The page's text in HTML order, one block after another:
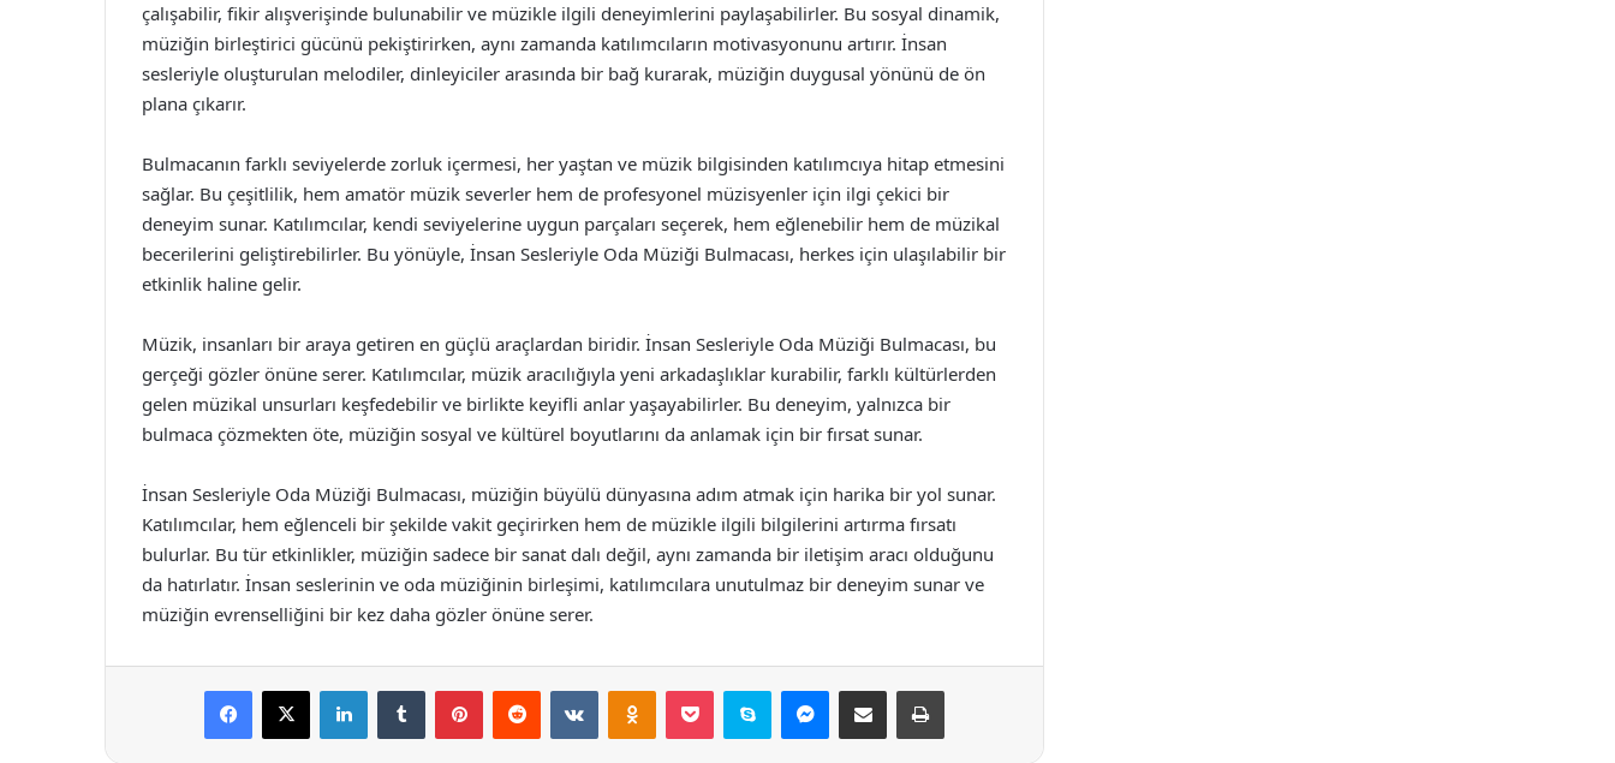
çalışabilir, fikir alışverişinde bulunabilir ve müzikle ilgili deneyimlerini paylaşabilirler. Bu sosyal dinamik,
müziğin birleştirici gücünü pekiştirirken, aynı zamanda katılımcıların motivasyonunu artırır. İnsan
sesleriyle oluşturulan melodiler, dinleyiciler arasında bir bağ kurarak, müziğin duygusal yönünü de ön
plana çıkarır.
Bulmacanın farklı seviyelerde zorluk içermesi, her yaştan ve müzik bilgisinden katılımcıya hitap etmesini
sağlar. Bu çeşitlilik, hem amatör müzik severler hem de profesyonel müzisyenler için ilgi çekici bir
deneyim sunar. Katılımcılar, kendi seviyelerine uygun parçaları seçerek, hem eğlenebilir hem de müzikal
becerilerini geliştirebilirler. Bu yönüyle, İnsan Sesleriyle Oda Müziği Bulmacası, herkes için ulaşılabilir bir
etkinlik haline gelir.
Müzik, insanları bir araya getiren en güçlü araçlardan biridir. İnsan Sesleriyle Oda Müziği Bulmacası, bu
gerçeği gözler önüne serer. Katılımcılar, müzik aracılığıyla yeni arkadaşlıklar kurabilir, farklı kültürlerden
gelen müzikal unsurları keşfedebilir ve birlikte keyifli anlar yaşayabilirler. Bu deneyim, yalnızca bir
bulmaca çözmekten öte, müziğin sosyal ve kültürel boyutlarını da anlamak için bir fırsat sunar.
İnsan Sesleriyle Oda Müziği Bulmacası, müziğin büyülü dünyasına adım atmak için harika bir yol sunar.
Katılımcılar, hem eğlenceli bir şekilde vakit geçirirken hem de müzikle ilgili bilgilerini artırma fırsatı
bulurlar. Bu tür etkinlikler, müziğin sadece bir sanat dalı değil, aynı zamanda bir iletişim aracı olduğunu
da hatırlatır. İnsan seslerinin ve oda müziğinin birleşimi, katılımcılara unutulmaz bir deneyim sunar ve
müziğin evrenselliğini bir kez daha gözler önüne serer.
Facebook
X LinkedInTumblr PinterestReddit VKontakteOdnoklassniki
Pocket Skype Messenger
E-Posta ile paylaş Yazdır